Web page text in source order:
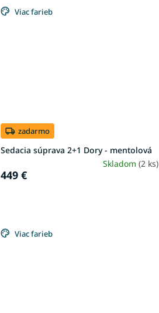
Viac farieb
zadarmo
Sedacia súprava 2+1 Dory - mentolová
Skladom(2 ks)
449 €
Viac farieb